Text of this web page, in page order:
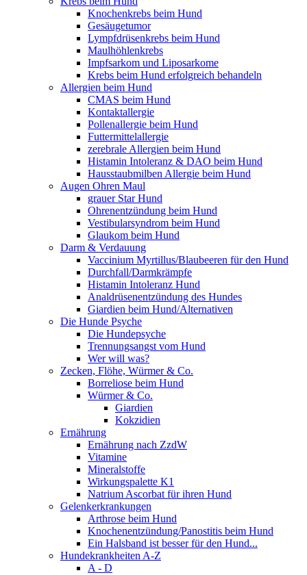
Knochenkrebs beim Hund
Gesäugetumor
Lympfdrüsenkrebs beim Hund
Maulhöhlenkrebs
Impfsarkom und Liposarkome
Krebs beim Hund erfolgreich behandeln
Allergien beim Hund
CMAS beim Hund
Kontaktallergie
Pollenallergie beim Hund
Futtermittelallergie
zerebrale Allergien beim Hund
Histamin Intoleranz & DAO beim Hund
Hausstaubmilben Allergie beim Hund
Augen Ohren Maul
grauer Star Hund
Ohrenentzündung beim Hund
Vestibularsyndrom beim Hund
Glaukom beim Hund
Darm & Verdauung
Vaccinium Myrtillus/Blaubeeren für den Hund
Durchfall/Darmkrämpfe
Histamin Intoleranz Hund
Analdrüsenentzündung des Hundes
Giardien beim Hund/Alternativen
Die Hunde Psyche
Die Hundepsyche
Trennungsangst vom Hund
Wer will was?
Zecken, Flöhe, Würmer & Co.
Borreliose beim Hund
Würmer & Co.
Giardien
Kokzidien
Ernährung
Ernährung nach ZzdW
Vitamine
Mineralstoffe
Wirkungspalette K1
Natrium Ascorbat für ihren Hund
Gelenkerkrankungen
Arthrose beim Hund
Knochenentzündung/Panostitis beim Hund
Ein Halsband ist besser für den Hund...
Hundekrankheiten A-Z
A - D